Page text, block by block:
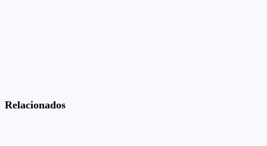
Relacionados